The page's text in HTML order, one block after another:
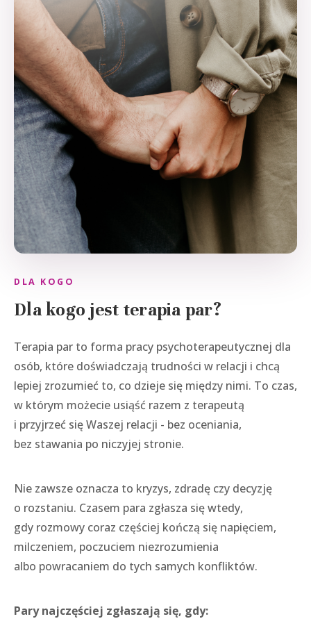
DLA KOGO
Dla kogo jest terapia par?
Terapia par to forma pracy psychoterapeutycznej dla
osób, które doświadczają trudności w relacji i chcą
lepiej zrozumieć to, co dzieje się między nimi. To czas,
w którym możecie usiąść razem z terapeutą
i przyjrzeć się Waszej relacji - bez oceniania,
bez stawania po niczyjej stronie.
Nie zawsze oznacza to kryzys, zdradę czy decyzję
o rozstaniu. Czasem para zgłasza się wtedy,
gdy rozmowy coraz częściej kończą się napięciem,
milczeniem, poczuciem niezrozumienia
albo powracaniem do tych samych konfliktów.
Pary najczęściej zgłaszają się, gdy: